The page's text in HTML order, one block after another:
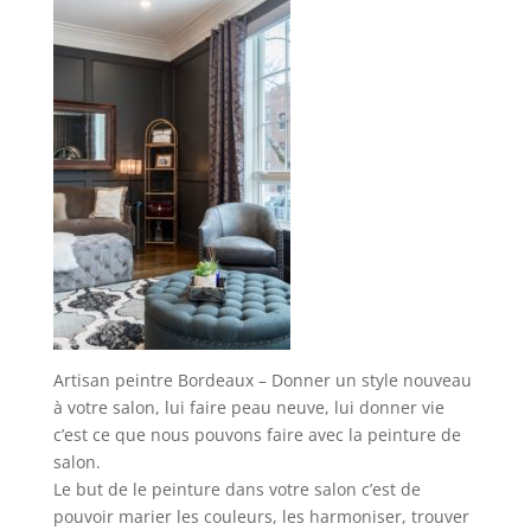
Artisan peintre Bordeaux – Donner un style nouveau
à votre salon, lui faire peau neuve, lui donner vie
c’est ce que nous pouvons faire avec la peinture de
salon.
Le but de le peinture dans votre salon c’est de
pouvoir marier les couleurs, les harmoniser, trouver